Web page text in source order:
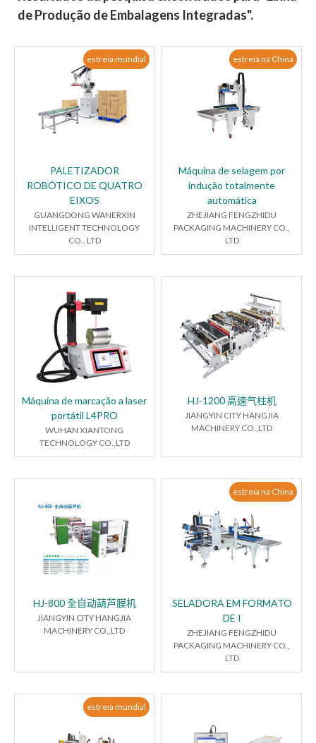
de Produção de Embalagens Integradas".
estreia mundial
PALETIZADOR
ROBÓTICO DE QUATRO
EIXOS
GUANGDONG WANERXIN
INTELLIGENT TECHNOLOGY
CO., LTD
estreia na China
Máquina de selagem por
indução totalmente
automática
ZHEJIANG FENGZHIDU
PACKAGING MACHINERY CO.,
LTD
Máquina de marcação a laser
portátil L4PRO
WUHAN XIANTONG
TECHNOLOGY CO.,LTD
HJ-1200 高速气柱机
JIANGYIN CITY HANGJIA
MACHINERY CO.,LTD
HJ-800 全自动葫芦膜机
JIANGYIN CITY HANGJIA
MACHINERY CO.,LTD
estreia na China
SELADORA EM FORMATO
DE I
ZHEJIANG FENGZHIDU
PACKAGING MACHINERY CO.,
LTD
estreia mundial